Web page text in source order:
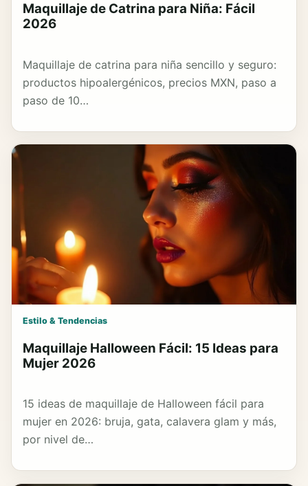
Maquillaje de Catrina para Niña: Fácil
2026
Maquillaje de catrina para niña sencillo y seguro:
productos hipoalergénicos, precios MXN, paso a
paso de 10…
Estilo & Tendencias
Maquillaje Halloween Fácil: 15 Ideas para
Mujer 2026
15 ideas de maquillaje de Halloween fácil para
mujer en 2026: bruja, gata, calavera glam y más,
por nivel de…